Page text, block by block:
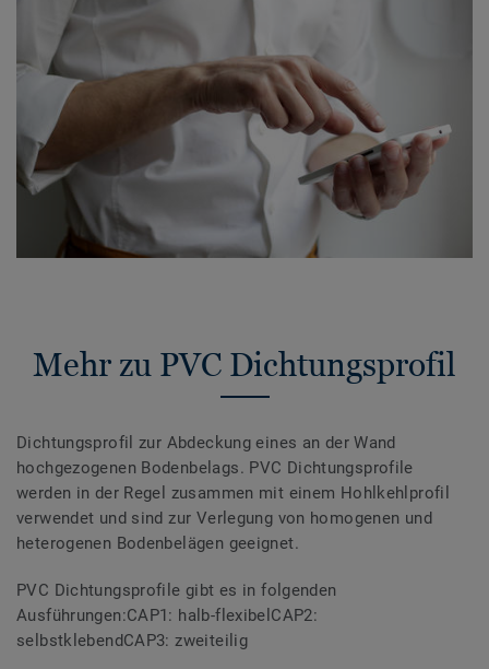
Mehr zu PVC Dichtungsprofil
Dichtungsprofil zur Abdeckung eines an der Wand
hochgezogenen Bodenbelags. PVC Dichtungsprofile
werden in der Regel zusammen mit einem Hohlkehlprofil
verwendet und sind zur Verlegung von homogenen und
heterogenen Bodenbelägen geeignet.
PVC Dichtungsprofile gibt es in folgenden
Ausführungen:CAP1: halb-flexibelCAP2:
selbstklebendCAP3: zweiteilig